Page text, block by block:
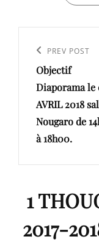
l’article
Previous
Post
PREV POST
Objectif
Diaporama le
AVRIL 2018
Nougaro de
à 18h00.
1
2017-